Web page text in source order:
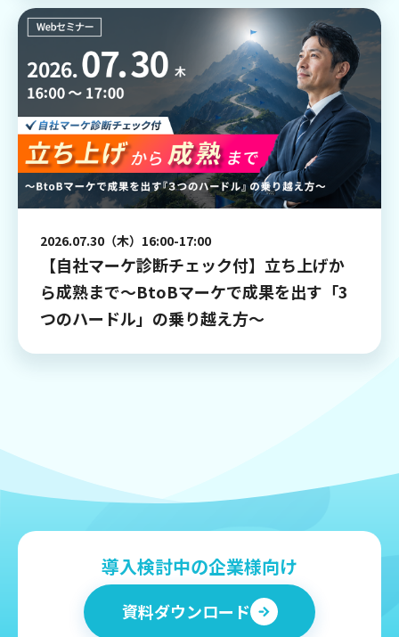
2026.07.30（木）16:00-17:00
【自社マーケ診断チェック付】立ち上げか
ら成熟まで～BtoBマーケで成果を出す「3
つのハードル」の乗り越え方～
導入検討中の企業様向け
資料ダウンロード